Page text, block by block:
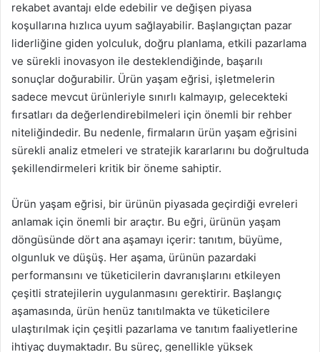
rekabet avantajı elde edebilir ve değişen piyasa
koşullarına hızlıca uyum sağlayabilir. Başlangıçtan pazar
liderliğine giden yolculuk, doğru planlama, etkili pazarlama
ve sürekli inovasyon ile desteklendiğinde, başarılı
sonuçlar doğurabilir. Ürün yaşam eğrisi, işletmelerin
sadece mevcut ürünleriyle sınırlı kalmayıp, gelecekteki
fırsatları da değerlendirebilmeleri için önemli bir rehber
niteliğindedir. Bu nedenle, firmaların ürün yaşam eğrisini
sürekli analiz etmeleri ve stratejik kararlarını bu doğrultuda
şekillendirmeleri kritik bir öneme sahiptir.
Ürün yaşam eğrisi, bir ürünün piyasada geçirdiği evreleri
anlamak için önemli bir araçtır. Bu eğri, ürünün yaşam
döngüsünde dört ana aşamayı içerir: tanıtım, büyüme,
olgunluk ve düşüş. Her aşama, ürünün pazardaki
performansını ve tüketicilerin davranışlarını etkileyen
çeşitli stratejilerin uygulanmasını gerektirir. Başlangıç
aşamasında, ürün henüz tanıtılmakta ve tüketicilere
ulaştırılmak için çeşitli pazarlama ve tanıtım faaliyetlerine
ihtiyaç duymaktadır. Bu süreç, genellikle yüksek